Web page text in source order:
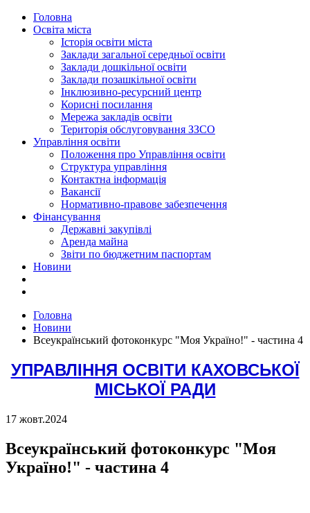
Головна
Освіта міста
Історія освіти міста
Заклади загальної середньої освіти
Заклади дошкільної освіти
Заклади позашкільної освіти
Інклюзивно-ресурсний центр
Корисні посилання
Мережа закладів освіти
Територія обслуговування ЗЗСО
Управління освіти
Положення про Управління освіти
Структура управління
Контактна інформація
Вакансії
Нормативно-правове забезпечення
Фінансування
Державні закупівлі
Аренда майна
Звіти по бюджетним паспортам
Новини
Головна
Новини
Всеукраїнський фотоконкурс "Моя Україно!" - частина 4
УПРАВЛІННЯ ОСВІТИ КАХОВСЬКОЇ
МІСЬКОЇ РАДИ
17 жовт.2024
Всеукраїнський фотоконкурс "Моя
Україно!" - частина 4